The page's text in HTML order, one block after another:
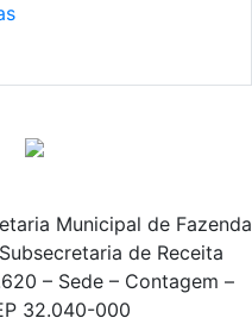
Municipal de Fazenda
de Receita
– Sede – Contagem –
32.040-000